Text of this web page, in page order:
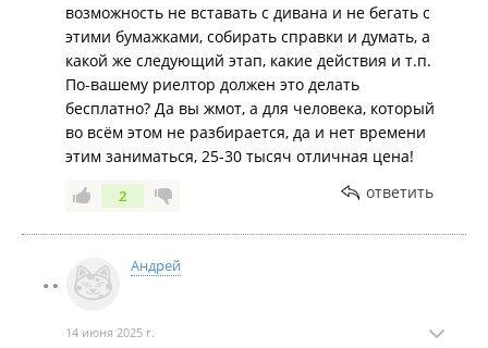
возможность не вставать с дивана и не бегать с
этими бумажками, собирать справки и думать, а
какой же следующий этап, какие действия и т.п.
По-вашему риелтор должен это делать
бесплатно? Да вы жмот, а для человека, который
во всём этом не разбирается, да и нет времени
этим заниматься, 25-30 тысяч отличная цена!
2 ответить
Андрей
14 июня 2025 г.